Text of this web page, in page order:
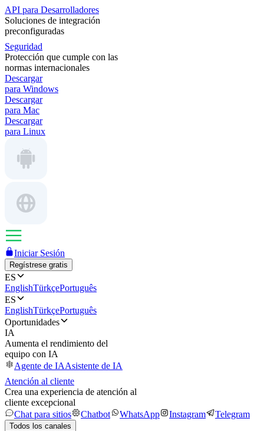
API para Desarrolladores
Soluciones de integración
preconfiguradas
Seguridad
Protección que cumple con las
normas internacionales
Descargar
para Windows
Descargar
para Mac
Descargar
para Linux
Iniciar Sesión
Regístrese gratis
ES
EnglishTürkçePortuguês
ES
EnglishTürkçePortuguês
Oportunidades
IA
Aumenta el rendimiento del
equipo con IA
Agente de IAAsistente de IA
Atención al cliente
Crea una experiencia de atención al
cliente excepcional
Chat para sitios
Chatbot WhatsApp Instagram Telegram
Todos los canales